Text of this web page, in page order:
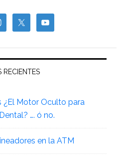
RECIENTES
¿El Motor Oculto para
…. ó no.
en la ATM